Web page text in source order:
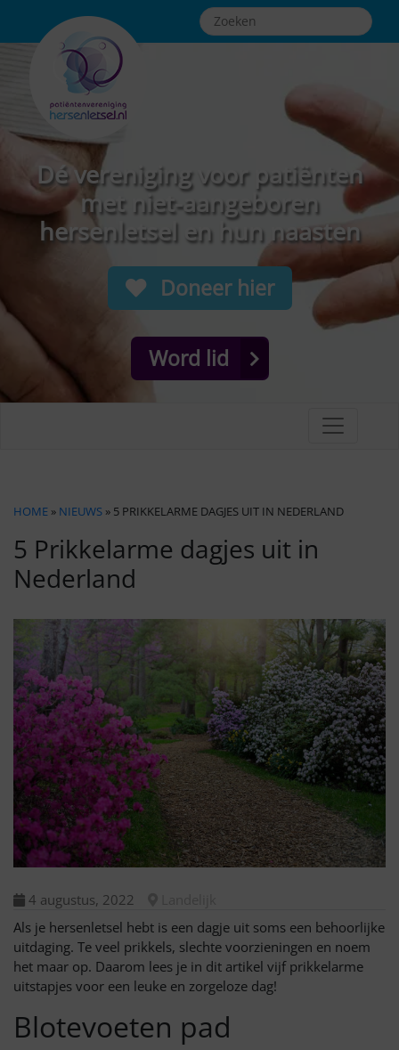
Dé vereniging voor patiënten
met niet-aangeboren
hersenletsel en hun naasten
Doneer hier
Word lid
HOME » NIEUWS » 5 PRIKKELARME DAGJES UIT IN NEDERLAND
5 Prikkelarme dagjes uit in
Nederland
4 augustus, 2022
Als je hersenletsel hebt is een dagje uit soms een behoorlijke
uitdaging. Te veel prikkels, slechte voorzieningen en noem
het maar op. Daarom lees je in dit artikel vijf prikkelarme
uitstapjes voor een leuke en zorgeloze dag!
Blotevoeten pad